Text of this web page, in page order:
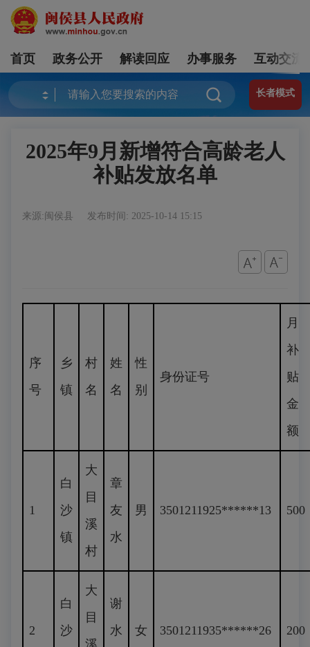
首页 政务公开 解读回应 办事服务 互动交流
长者模式
2025年9月新增符合高龄老人
补贴发放名单
来源:闽侯县 发布时间: 2025-10-14 15:15
序
号
乡
镇
村
名
姓
名
性
别
身份证号
月
补
贴
金
额
1
白
沙
镇
大
目
溪
村
章
友
水
男 3501211925******13 500
2
白
沙
大
目
溪
谢
水
女 3501211935******26 200